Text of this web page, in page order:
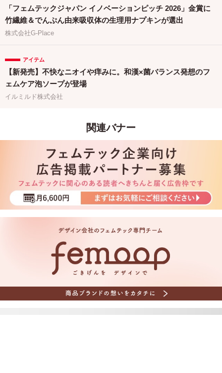
「フェムテックジャパン イノベーションピッチ 2026」金賞に
竹繊維＆でんぷん由来吸収体の生理用ナプキンが選出
株式会社G-Place
アイテム
【新発売】不快なニオイや痒みに。和漢×菌バランス発想のフ
ェムケア泡ソープが登場
イルミルド株式会社
関連バナー